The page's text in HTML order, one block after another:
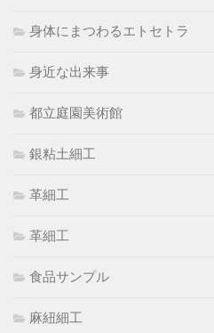
身体にまつわるエトセトラ
身近な出来事
都立庭園美術館
銀粘土細工
革細工
革細工
食品サンプル
麻紐細工